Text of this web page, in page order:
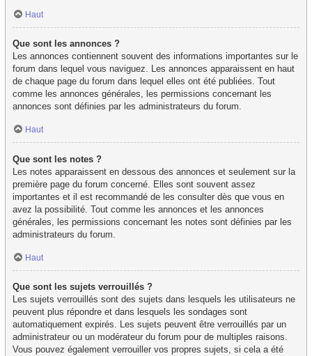
Haut
Que sont les annonces ?
Les annonces contiennent souvent des informations importantes sur le
forum dans lequel vous naviguez. Les annonces apparaissent en haut
de chaque page du forum dans lequel elles ont été publiées. Tout
comme les annonces générales, les permissions concernant les
annonces sont définies par les administrateurs du forum.
Haut
Que sont les notes ?
Les notes apparaissent en dessous des annonces et seulement sur la
première page du forum concerné. Elles sont souvent assez
importantes et il est recommandé de les consulter dès que vous en
avez la possibilité. Tout comme les annonces et les annonces
générales, les permissions concernant les notes sont définies par les
administrateurs du forum.
Haut
Que sont les sujets verrouillés ?
Les sujets verrouillés sont des sujets dans lesquels les utilisateurs ne
peuvent plus répondre et dans lesquels les sondages sont
automatiquement expirés. Les sujets peuvent être verrouillés par un
administrateur ou un modérateur du forum pour de multiples raisons.
Vous pouvez également verrouiller vos propres sujets, si cela a été